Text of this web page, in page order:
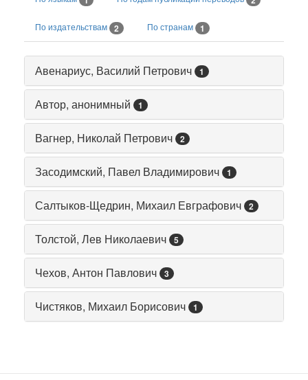
По издательствам 2 По странам 1
Авенариус, Василий Петрович 1
Автор, анонимный 1
Вагнер, Николай Петрович 2
Засодимский, Павел Владимирович 1
Салтыков-Щедрин, Михаил Евграфович 2
Толстой, Лев Николаевич 5
Чехов, Антон Павлович 3
Чистяков, Михаил Борисович 1